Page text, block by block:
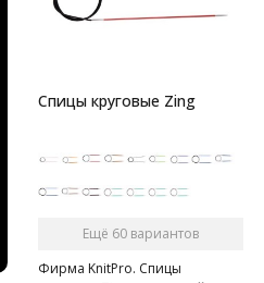
Спицы круговые Zing
Ещё 60 вариантов
Фирма KnitPro. Спицы